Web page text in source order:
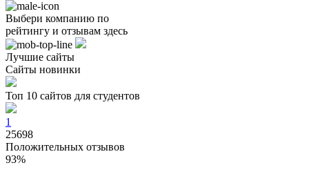
Выбери компанию по
рейтингу и отзывам здесь
Лучшие сайты
Сайты новинки
Топ 10 сайтов для студентов
1
25698
Положительных отзывов
93%